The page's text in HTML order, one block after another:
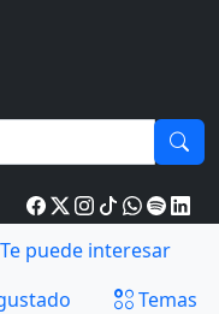
Te puede interesar
Temas